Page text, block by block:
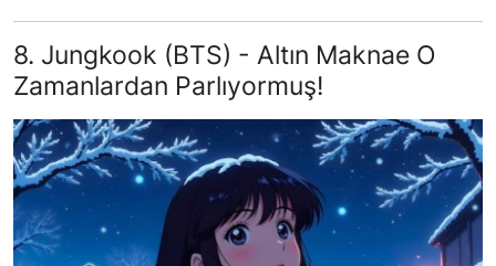
8. Jungkook (BTS) - Altın Maknae O
Zamanlardan Parlıyormuş!